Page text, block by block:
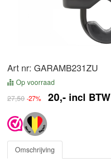
Art nr: GARAMB231ZU
Op voorraad
27,50 -27% 20,- incl BTW
Omschrijving